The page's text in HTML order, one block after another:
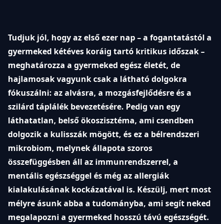
Tudjuk jól, hogy az első ezer nap – a fogantatástól a
gyermeked kétéves koráig tartó kritikus időszak –
meghatározza a gyermeked egész életét, de
hajlamosak vagyunk csak a látható dolgokra
fókuszálni: az alvásra, a mozgásfejlődésre és a
szilárd táplálék bevezetésére. Pedig van egy
láthatatlan, belső ökoszisztéma, ami csendben
dolgozik a kulisszák mögött, és ez a bélrendszeri
mikrobiom, melynek állapota szoros
összefüggésben áll az immunrendszerrel, a
mentális egészséggel és még az allergiák
kialakulásának kockázatával is. Készülj, mert most
mélyre ásunk abba a tudományba, ami segít neked
megalapozni a gyermeked hosszú távú egészségét.